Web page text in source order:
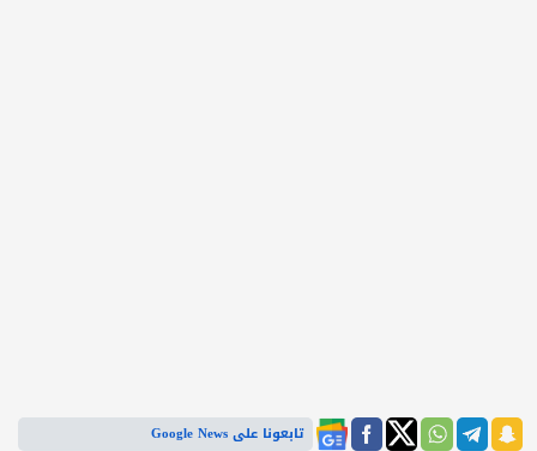
تابعونا على Google News